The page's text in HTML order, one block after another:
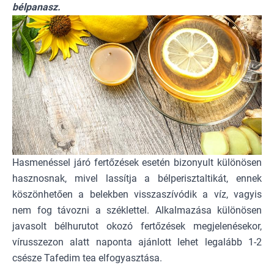
bélpanasz.
Hasmenéssel járó fertőzések esetén bizonyult különösen
hasznosnak, mivel lassítja a bélperisztaltikát, ennek
köszönhetően a belekben visszaszívódik a víz, vagyis
nem fog távozni a széklettel. Alkalmazása különösen
javasolt bélhurutot okozó fertőzések megjelenésekor,
vírusszezon alatt naponta ajánlott lehet legalább 1-2
csésze Tafedim tea elfogyasztása.